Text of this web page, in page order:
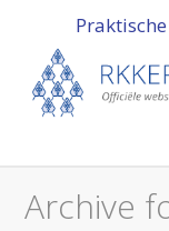
Archive